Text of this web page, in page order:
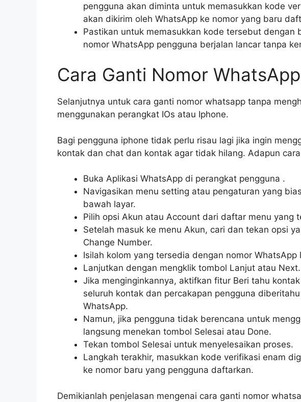
pengguna akan diminta untuk memasukkan kode
akan dikirim oleh WhatsApp ke nomor yang baru
Pastikan untuk memasukkan kode tersebut dengan
nomor WhatsApp pengguna berjalan lancar tanpa
Cara Ganti Nomor
Selanjutnya untuk cara ganti nomor whatsapp tanpa
menggunakan perangkat IOs atau Iphone.
Bagi pengguna iphone tidak perlu risau lagi jika ingin
kontak dan chat dan kontak agar tidak hilang. Adapun
Buka Aplikasi WhatsApp di perangkat pengguna .
Navigasikan menu setting atau pengaturan yang
bawah layar.
Pilih opsi Akun atau Account dari daftar menu yang
Setelah masuk ke menu Akun, cari dan tekan opsi
Change Number.
Isilah kolom yang tersedia dengan nomor WhatsApp
Lanjutkan dengan mengklik tombol Lanjut atau Next.
Jika menginginkannya, aktifkan fitur Beri tahu
seluruh kontak dan percakapan pengguna
WhatsApp.
Namun, jika pengguna tidak berencana untuk
langsung menekan tombol Selesai atau Done.
Tekan tombol Selesai untuk menyelesaikan proses.
Langkah terakhir, masukkan kode verifikasi enam
ke nomor baru yang pengguna daftarkan.
Demikianlah penjelasan mengenai cara ganti nomor